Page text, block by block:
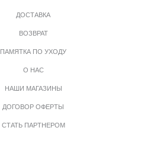
ДОСТАВКА
ВОЗВРАТ
ПАМЯТКА ПО УХОДУ
О НАС
НАШИ МАГАЗИНЫ
ДОГОВОР ОФЕРТЫ
СТАТЬ ПАРТНЕРОМ